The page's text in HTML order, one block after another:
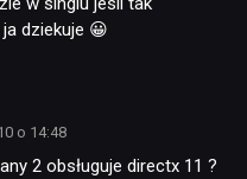
dziekuje 😀
o 14:48
2 obsługuje directx 11 ?